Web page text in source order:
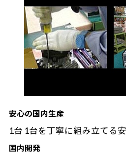
安心の国内生産
1台 1台を丁寧に組み立てる
国内開発